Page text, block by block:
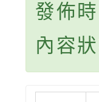
發佈
內容